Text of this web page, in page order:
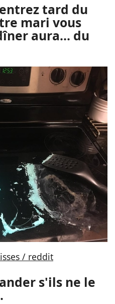
tard du
mari vous
aura... du
/ reddit
s'ils ne le